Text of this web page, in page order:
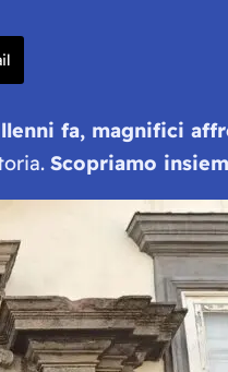
fa, magnifici
Scopriamo